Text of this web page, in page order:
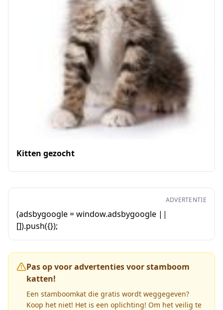
Kitten gezocht
ADVERTENTIE
(adsbygoogle = window.adsbygoogle ||
[]).push({});
Pas op voor advertenties voor stamboom
katten!
Een stamboomkat die gratis wordt weggegeven?
Koop het niet! Het is een oplichting! Om het veilig te